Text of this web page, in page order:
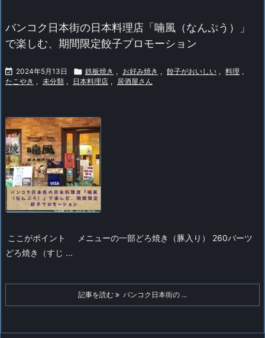
バンコク日本街の日本料理店「喃風（なんぷう）」
で楽しむ、期間限定餃子プロモーション
 2024年5月13日  鉄板焼き , お好み焼き , 餃子がおいしい , 料理 ,
たこやき , 未分類 , 日本料理店 , 居酒屋さん
ここがポイント
メニューの一部どろ焼き（豚入り） 260バーツ
どろ焼き（すじ ...
記事を読む バンコク日本街の ...